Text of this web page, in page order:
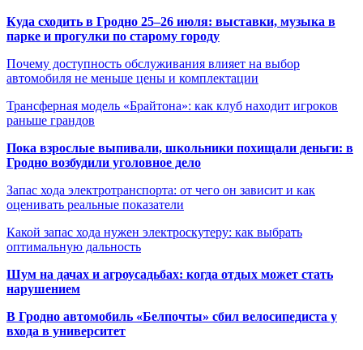
Куда сходить в Гродно 25–26 июля: выставки, музыка в
парке и прогулки по старому городу
Почему доступность обслуживания влияет на выбор
автомобиля не меньше цены и комплектации
Трансферная модель «Брайтона»: как клуб находит игроков
раньше грандов
Пока взрослые выпивали, школьники похищали деньги: в
Гродно возбудили уголовное дело
Запас хода электротранспорта: от чего он зависит и как
оценивать реальные показатели
Какой запас хода нужен электроскутеру: как выбрать
оптимальную дальность
Шум на дачах и агроусадьбах: когда отдых может стать
нарушением
В Гродно автомобиль «Белпочты» сбил велосипедиста у
входа в университет